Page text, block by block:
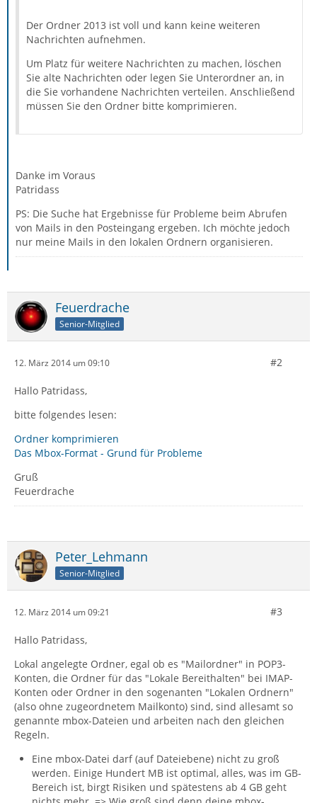
Der Ordner 2013 ist voll und kann keine weiteren
Nachrichten aufnehmen.
Um Platz für weitere Nachrichten zu machen, löschen
Sie alte Nachrichten oder legen Sie Unterordner an, in
die Sie vorhandene Nachrichten verteilen. Anschließend
müssen Sie den Ordner bitte komprimieren.
Danke im Voraus
Patridass
PS: Die Suche hat Ergebnisse für Probleme beim Abrufen
von Mails in den Posteingang ergeben. Ich möchte jedoch
nur meine Mails in den lokalen Ordnern organisieren.
Feuerdrache
Senior-Mitglied
12. März 2014 um 09:10 #2
Hallo Patridass,
bitte folgendes lesen:
Ordner komprimieren
Das Mbox-Format - Grund für Probleme
Gruß
Feuerdrache
Peter_Lehmann
Senior-Mitglied
12. März 2014 um 09:21 #3
Hallo Patridass,
Lokal angelegte Ordner, egal ob es "Mailordner" in POP3-
Konten, die Ordner für das "Lokale Bereithalten" bei IMAP-
Konten oder Ordner in den sogenanten "Lokalen Ordnern"
(also ohne zugeordnetem Mailkonto) sind, sind allesamt so
genannte mbox-Dateien und arbeiten nach den gleichen
Regeln.
Eine mbox-Datei darf (auf Dateiebene) nicht zu groß
werden. Einige Hundert MB ist optimal, alles, was im GB-
Bereich ist, birgt Risiken und spätestens ab 4 GB geht